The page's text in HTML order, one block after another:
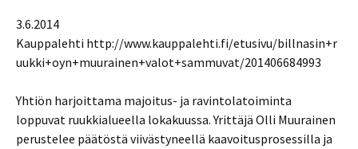
3.6.2014
Kauppalehti http://www.kauppalehti.fi/etusivu/billnasin+r
uukki+oyn+muurainen+valot+sammuvat/201406684993
Yhtiön harjoittama majoitus- ja ravintolatoiminta
loppuvat ruukkialueella lokakuussa. Yrittäjä Olli Muurainen
perustelee päätöstä viivästyneellä kaavoitusprosessilla ja